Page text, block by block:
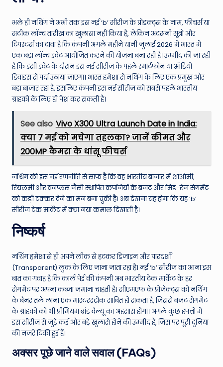
भले ही नथिंग ने अभी तक इस नई ‘b’ सीरीज के प्रोडक्ट्स के नाम, फीचर्स या
सटीक लॉन्च तारीख का खुलासा नहीं किया है, लेकिन अंदरूनी सूत्रों और
टिपस्टर्स का दावा है कि कंपनी अगले महीने यानी जुलाई 2026 में भारत में
एक बड़ा लॉन्च इवेंट आयोजित करने की योजना बना रही है। उम्मीद की जा रही
है कि इसी इवेंट के दौरान इस नई सीरीज के पहले स्मार्टफोन या ऑडियो
डिवाइस से पर्दा उठाया जाएगा। भारत हमेशा से नथिंग के लिए एक प्रमुख और
बड़ा बाजार रहा है, इसलिए कंपनी इस नई सीरीज को सबसे पहले भारतीय
ग्राहकों के लिए ही पेश कर सकती है।
See also Vivo X300 Ultra Launch Date in India:
क्या 7 मई को मचेगा तहलका? जानें कीमत और
200MP कैमरा के धांसू फीचर्स
नथिंग की इस नई रणनीति से साफ है कि वह भारतीय बाजार में शाओमी,
रियलमी और वनप्लस जैसी स्थापित कंपनियों के बजट और मिड-रेंज सेगमेंट
को कड़ी टक्कर देने का मन बना चुकी है। अब देखना यह होगा कि यह ‘b’
सीरीज टेक मार्केट में क्या नया कमाल दिखाती है।
निष्कर्ष
नथिंग हमेशा से ही अपने लीक से हटकर डिजाइन और पारदर्शी
(Transparent) लुक के लिए जाना जाता रहा है। नई ‘b’ सीरीज का आना इस
बात का गवाह है कि कार्ल पेई की कंपनी अब भारतीय टेक मार्केट के हर
सेगमेंट पर अपना कब्जा जमाना चाहती है। सीएमएफ के प्रोजेक्ट्स को नथिंग
के बैनर तले लाना एक मास्टरस्ट्रोक साबित हो सकता है, जिससे बजट सेगमेंट
के ग्राहकों को भी प्रीमियम ब्रांड वैल्यू का अहसास होगा। अगले कुछ हफ्तों में
इस सीरीज से जुड़े कई और बड़े खुलासे होने की उम्मीद है, जिस पर पूरी दुनिया
की नजरें टिकी हुई हैं।
अक्सर पूछे जाने वाले सवाल (FAQs)